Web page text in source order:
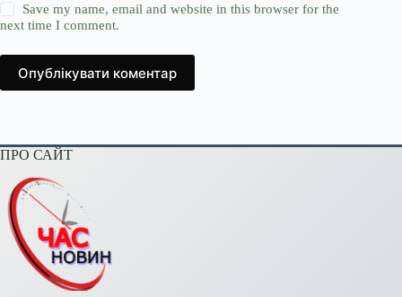
Save my name, email and website in this browser for the
next time I comment.
Опублікувати коментар
ПРО САЙТ